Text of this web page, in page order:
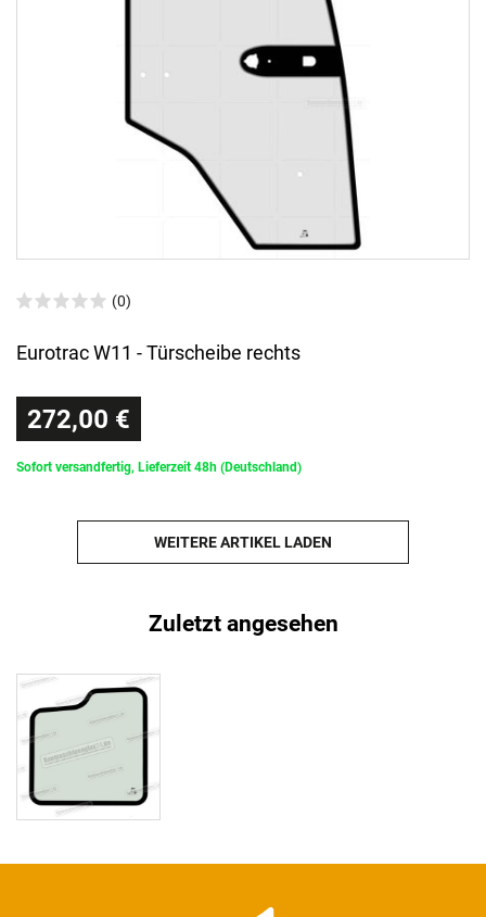
(0)
Eurotrac W11 - Türscheibe rechts
272,00 €
Sofort versandfertig, Lieferzeit 48h (Deutschland)
WEITERE ARTIKEL LADEN
Zuletzt angesehen